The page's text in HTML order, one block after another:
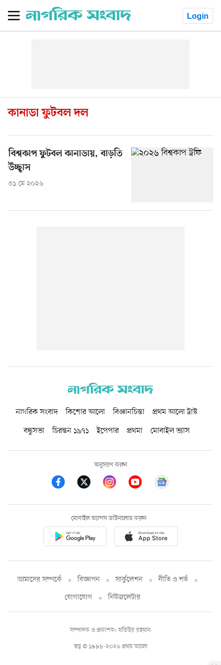
Login
কানাডা ফুটবল দল
বিশ্বকাপ ফুটবল কানাডায়, বাড়তি
উচ্ছ্বাস
৩১ মে ২০২৬
নাগরিক সংবাদ কিশোর আলো বিজ্ঞানচিন্তা
প্রথম আলো ট্রাস্ট
বন্ধুসভা
চিরন্তন ১৯৭১ ইপেপার প্রথমা মোবাইল ভ্যাস
অনুসরণ করুন
মোবাইল অ্যাপস ডাউনলোড করুন
আমাদের সম্পর্কে বিজ্ঞাপন সার্কুলেশন
নীতি ও শর্ত
যোগাযোগ
নিউজলেটার
স্বত্ব © ১৯৯৮-২০২৬ প্রথম আলো
সম্পাদক ও প্রকাশক: মতিউর রহমান